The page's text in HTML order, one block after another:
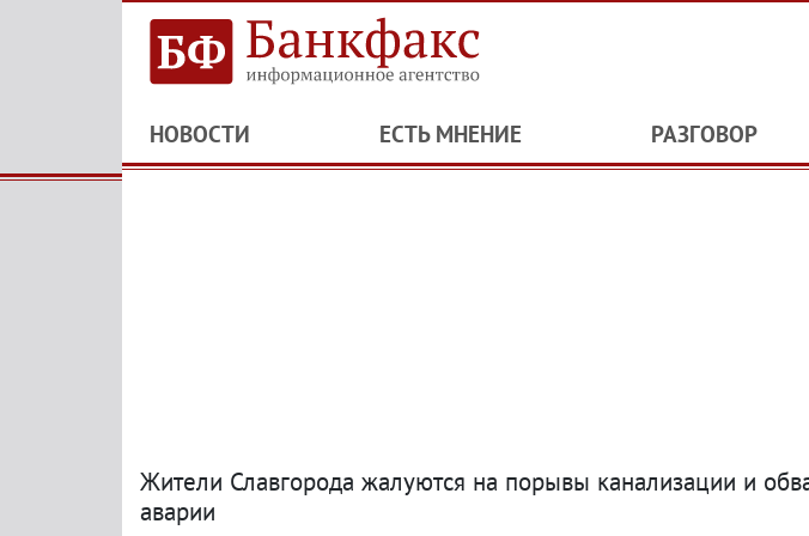
НОВОСТИ ЕСТЬ МНЕНИЕ РАЗГОВОР
Жители Славгорода жалуются на порывы канализации и
аварии